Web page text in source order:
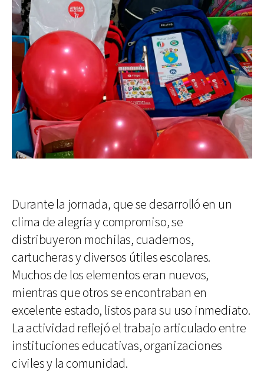
Durante la jornada, que se desarrolló en un
clima de alegría y compromiso, se
distribuyeron mochilas, cuadernos,
cartucheras y diversos útiles escolares.
Muchos de los elementos eran nuevos,
mientras que otros se encontraban en
excelente estado, listos para su uso inmediato.
La actividad reflejó el trabajo articulado entre
instituciones educativas, organizaciones
civiles y la comunidad.